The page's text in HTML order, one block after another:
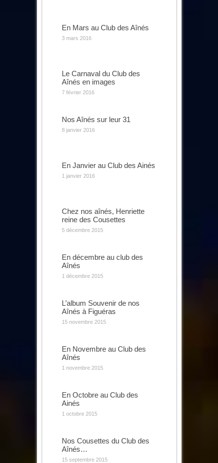
En Mars au Club des Aînés
3 mars 2016
Le Carnaval du Club des
Aînés en images
7 février 2016
Nos Aînés sur leur 31
8 janvier 2016
En Janvier au Club des Ainés
1 janvier 2016
Chez nos aînés, Henriette
reine des Cousettes
5 décembre 2015
En décembre au club des
Aînés
1 décembre 2015
L’album Souvenir de nos
Aînés à Figuéras
15 novembre 2015
En Novembre au Club des
Aînés
1 novembre 2015
En Octobre au Club des
Ainés
1 octobre 2015
Nos Cousettes du Club des
Aînés…
15 septembre 2015